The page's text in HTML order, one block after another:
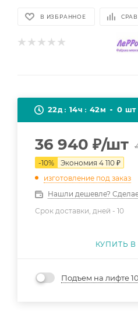
В ИЗБРАННОЕ
22д 14ч 42м 0 шт
36 940 ₽/шт
-10% Экономия 4 110 ₽
изготовление под заказ
Нашли дешевле?
Срок доставки, дней - 10
КУПИТЬ В
Подъем на лифте